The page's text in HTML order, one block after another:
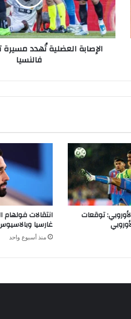
ب
ة
ا
ل
ي
د
م
ي
ر
ة
ت
ي
ر
ي
ن
الإصابة العضلية تُهدد مسيرة
فالنسيا
توقعات انتقالات فولهام
غارسيا
منذ أسبوع واحد